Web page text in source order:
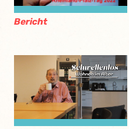
Bericht